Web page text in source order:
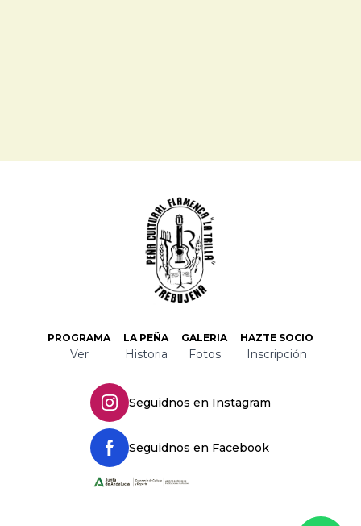
PROGRAMA
Ver
LA PEÑA
Historia
GALERIA
Fotos
HAZTE SOCIO
Inscripción
Seguidnos en Instagram
Seguidnos en Facebook